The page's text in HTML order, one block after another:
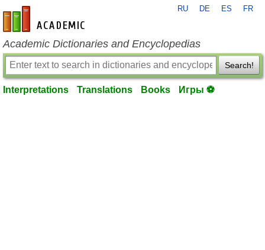
en-academic.com
RU DE ES FR
Academic Dictionaries and Encyclopedias
Search!
Interpretations Translations Books Игры ⚽